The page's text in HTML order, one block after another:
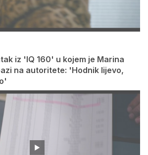
iz 'IQ 160' u kojem je Marina
na autoritete: 'Hodnik lijevo,